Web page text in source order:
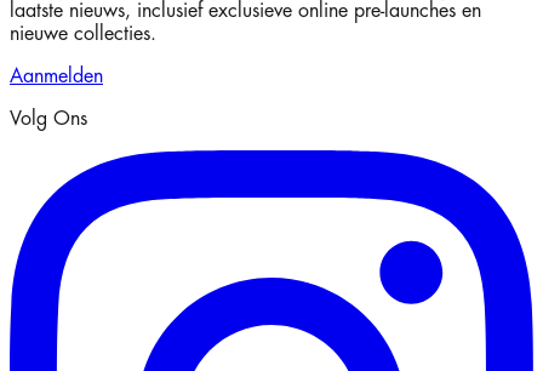
laatste nieuws, inclusief exclusieve online pre-launches en
nieuwe collecties.
Aanmelden
Volg Ons